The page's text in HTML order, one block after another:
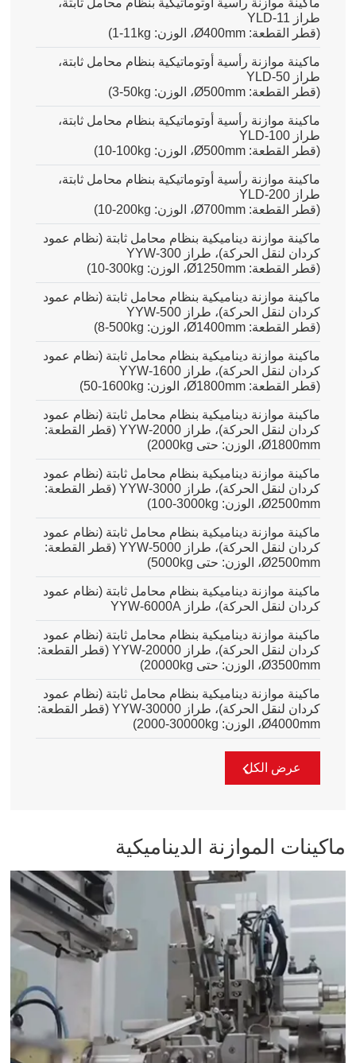
ماكينة موازنة رأسية أوتوماتيكية بنظام محامل ثابتة،
طراز YLD-11
(قطر القطعة:
Ø400mm، الوزن:
1-11kg
)
ماكينة موازنة رأسية أوتوماتيكية بنظام محامل ثابتة،
طراز YLD-50
(قطر القطعة: Ø500mm، الوزن:
3-50kg
)
ماكينة موازنة رأسية أوتوماتيكية بنظام محامل ثابتة،
طراز YLD-100
(قطر القطعة: Ø500mm، الوزن:
10-100kg
)
ماكينة موازنة رأسية أوتوماتيكية بنظام محامل ثابتة،
طراز YLD-200
(قطر القطعة: Ø700mm، الوزن:
10-200kg
)
ماكينة موازنة ديناميكية بنظام محامل ثابتة (نظام عمود
كردان لنقل الحركة)، طراز YYW-300
(قطر القطعة: Ø1250mm، الوزن:
10-300kg
)
ماكينة موازنة ديناميكية بنظام محامل ثابتة (نظام عمود
كردان لنقل الحركة)، طراز YYW-500
(قطر القطعة: Ø1400mm، الوزن:
8-500kg
)
ماكينة موازنة ديناميكية بنظام محامل ثابتة (نظام عمود
كردان لنقل الحركة)، طراز YYW-1600
(قطر القطعة: Ø1800mm، الوزن:
50-1600kg
)
ماكينة موازنة ديناميكية بنظام محامل ثابتة (نظام عمود
كردان لنقل الحركة)، طراز YYW-2000 (قطر القطعة:
Ø1800mm، الوزن: حتى 2000kg)
ماكينة موازنة ديناميكية بنظام محامل ثابتة (نظام عمود
كردان لنقل الحركة)، طراز YYW-3000 (قطر القطعة:
Ø2500mm، الوزن:
100-3000kg
)
ماكينة موازنة ديناميكية بنظام محامل ثابتة (نظام عمود
كردان لنقل الحركة)، طراز YYW-5000 (قطر القطعة:
Ø2500mm، الوزن: حتى 5000kg)
ماكينة موازنة ديناميكية بنظام محامل ثابتة (نظام عمود
كردان لنقل الحركة)، طراز YYW-6000A
ماكينة موازنة ديناميكية بنظام محامل ثابتة (نظام عمود
كردان لنقل الحركة)، طراز YYW-20000 (قطر القطعة:
Ø3500mm، الوزن: حتى 20000kg)
ماكينة موازنة ديناميكية بنظام محامل ثابتة (نظام عمود
كردان لنقل الحركة)، طراز YYW-30000 (قطر القطعة:
Ø4000mm، الوزن:
2000-30000kg
)
عرض الكل
ماكينات الموازنة الديناميكية